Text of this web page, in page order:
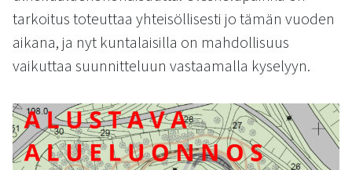
pyyhkäisyliikkeitä.
tarkoitus toteuttaa yhteisöllisesti jo tämän vuoden
aikana, ja nyt kuntalaisilla on mahdollisuus
vaikuttaa suunnitteluun vastaamalla kyselyyn.